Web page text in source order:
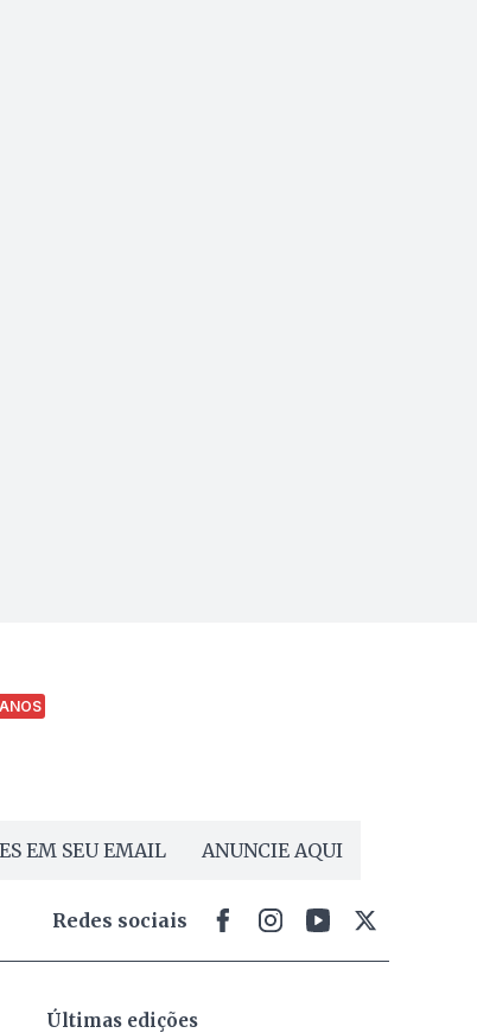
EM SEU EMAIL ANUNCIE AQUI
Redes sociais
Últimas edições